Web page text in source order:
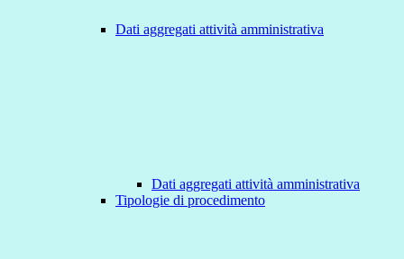
Dati aggregati attività amministrativa
Dati aggregati attività amministrativa
Tipologie di procedimento